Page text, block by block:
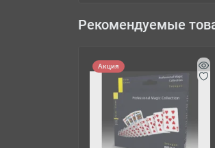
Рекомендуемые
Акция